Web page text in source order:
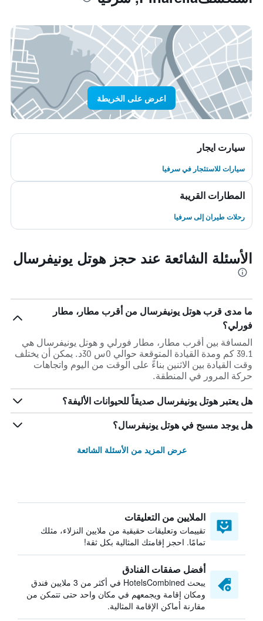
اعرض على الخريطة
سيارت ايجار
سيارات للاستئجار في سرفيا
المطارات القريبة
رحلات طيران إلى سرفيا
الأسئلة الشائعة عند حجز هوتل يونيفرسال
ما مدى قرب هوتل يونيفرسال من أقرب مطار، مطار
فورلي؟
المسافة بين أقرب مطار، مطار فورلي و هوتل يونيفرسال هي
39.1 كم ومدة القيادة المتوقعة حوالي 0س 30د. يمكن أن يختلف
وقت القيادة بين الاثنين بناءً على الوقت من اليوم واتجاهات
حركة المرور في المنطقة.
هل يعتبر هوتل يونيفرسال صديقاً للحيوانات الأليفة؟
هل يوجد مسبح في هوتل يونيفرسال؟
عرض المزيد من الأسئلة الشائعة
الملايين من التعليقات
تقييمات وتعليقات حقيقية من ملايين النزلاء، مثلك
تمامًا. احجز إقامتك المثالية بكل ثقة!
أفضل صفقات الفنادق
يبحث HotelsCombined في أكثر من 3 ملايين فندق
ومكان إقامة ويجمعهم في مكان واحد حتى تتمكن من
مقارنة أماكن الإقامة المثالية.